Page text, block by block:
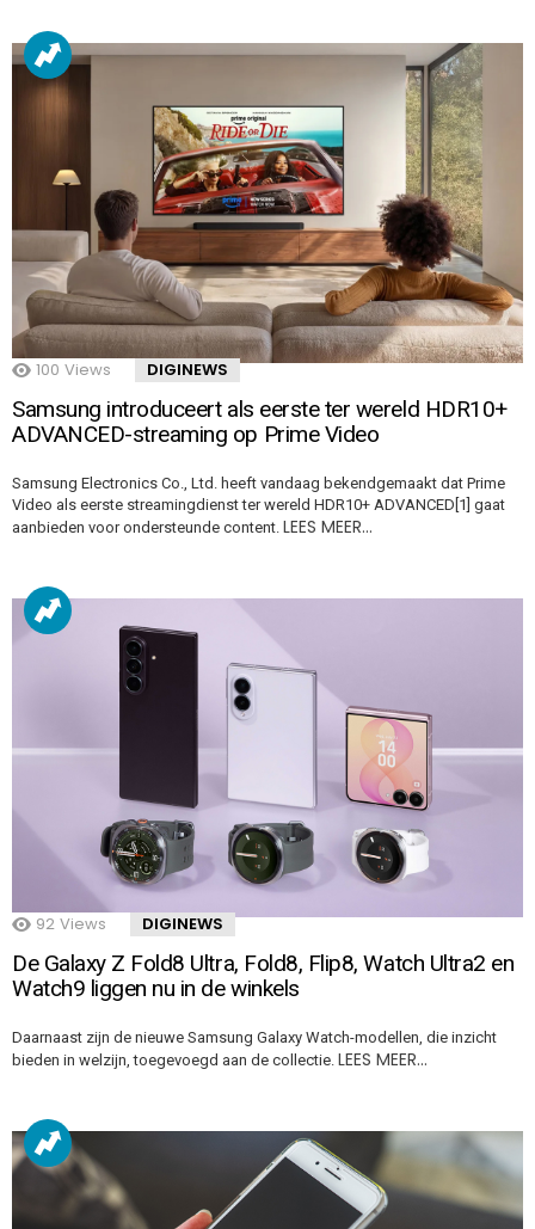
100 Views DIGINEWS
Samsung introduceert als eerste ter wereld HDR10+
ADVANCED-streaming op Prime Video
Samsung Electronics Co., Ltd. heeft vandaag bekendgemaakt dat Prime
Video als eerste streamingdienst ter wereld HDR10+ ADVANCED[1] gaat
aanbieden voor ondersteunde content. LEES MEER…
92 Views DIGINEWS
De Galaxy Z Fold8 Ultra, Fold8, Flip8, Watch Ultra2 en
Watch9 liggen nu in de winkels
Daarnaast zijn de nieuwe Samsung Galaxy Watch-modellen, die inzicht
bieden in welzijn, toegevoegd aan de collectie. LEES MEER…